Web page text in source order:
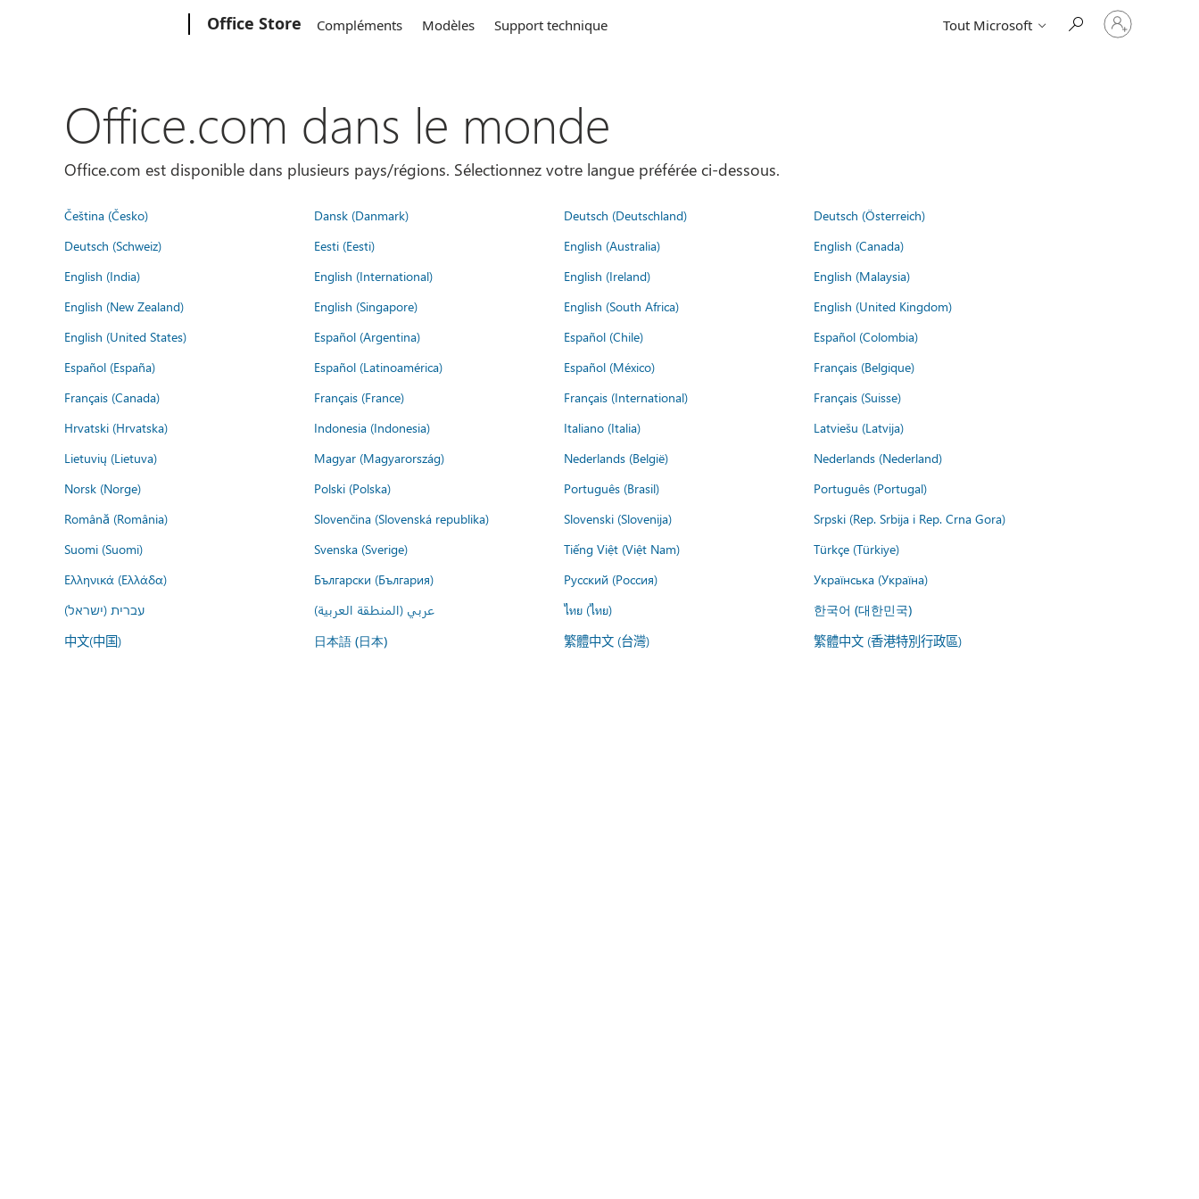
Office Store Compléments Modèles Support technique Tout Microsoft
Connectez-
vous
Office.com dans le monde
Office.com est disponible dans plusieurs pays/régions. Sélectionnez votre langue préférée ci-dessous.
Čeština (Česko) Dansk (Danmark) Deutsch (Deutschland)
Deutsch (Österreich)
Deutsch (Schweiz)
Eesti (Eesti) English (Australia)
English (Canada)
English (India)
English (International) English (Ireland)
English (Malaysia)
English (New Zealand)
English (Singapore) English (South Africa)
English (United Kingdom)
English (United States)
Español (Argentina) Español (Chile)
Español (Colombia)
Español (España)
Español (Latinoamérica) Español (México)
Français (Belgique)
Français (Canada)
Français (France) Français (International)
Français (Suisse)
Hrvatski (Hrvatska)
Indonesia (Indonesia) Italiano (Italia)
Latviešu (Latvija)
Lietuvių (Lietuva)
Magyar (Magyarország) Nederlands (België)
Nederlands (Nederland)
Norsk (Norge)
Polski (Polska) Português (Brasil)
Português (Portugal)
Română (România)
Slovenčina (Slovenská republika) Slovenski (Slovenija)
Srpski (Rep. Srbija i Rep. Crna Gora)
Suomi (Suomi)
Svenska (Sverige) Tiếng Việt (Việt Nam)
Türkçe (Türkiye)
Ελληνικά (Ελλάδα)
Български (България) Русский (Россия)
Українська (Україна)
עברית (ישראל)
عربي (المنطقة العربية) ไทย (ไทย) 한국어 (대한민국)
中文(中国) 日本語 (日本) 繁體中文 (台灣) 繁體中文 (香港特別行政區)